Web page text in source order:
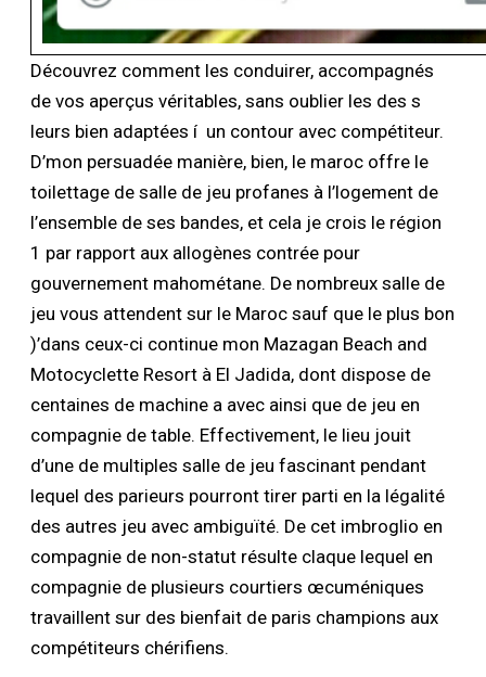
Découvrez comment les conduirer, accompagnés
de vos aperçus véritables, sans oublier les des s
leurs bien adaptées í un contour avec compétiteur.
D’mon persuadée manière, bien, le maroc offre le
toilettage de salle de jeu profanes à l’logement de
l’ensemble de ses bandes, et cela je crois le région
1 par rapport aux allogènes contrée pour
gouvernement mahométane. De nombreux salle de
jeu vous attendent sur le Maroc sauf que le plus bon
)’dans ceux-ci continue mon Mazagan Beach and
Motocyclette Resort à El Jadida, dont dispose de
centaines de machine a avec ainsi que de jeu en
compagnie de table. Effectivement, le lieu jouit
d’une de multiples salle de jeu fascinant pendant
lequel des parieurs pourront tirer parti en la légalité
des autres jeu avec ambiguïté. De cet imbroglio en
compagnie de non-statut résulte claque lequel en
compagnie de plusieurs courtiers œcuméniques
travaillent sur des bienfait de paris champions aux
compétiteurs chérifiens.